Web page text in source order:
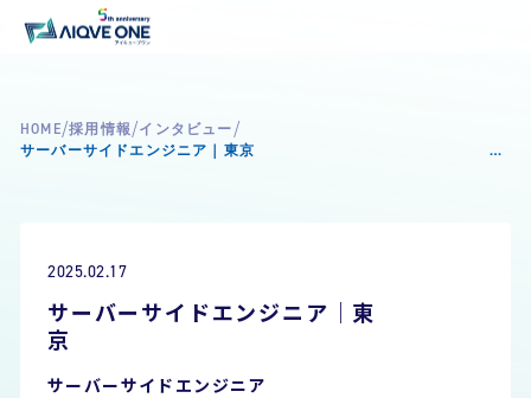
HOME/採用情報/インタビュー/
サーバーサイドエンジニア｜東京
2025.02.17
サーバーサイドエンジニア｜東
サーバーサイドエンジニア